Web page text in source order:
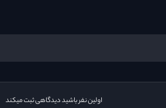
اولین نفر باشید دیدگاهی ثبت میکند